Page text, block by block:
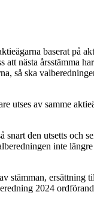
baserat på
nästa årsstämma
så ska
utses av samme
den utsetts och
inte
stämman,
2024